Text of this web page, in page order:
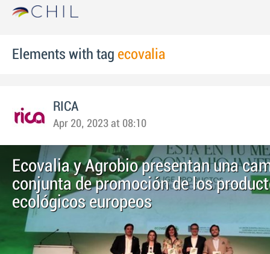
Elements with tag ecovalia
RICA
Apr 20, 2023 at 08:10
Ecovalia y Agrobio presentan una
conjunta de promoción de los
ecológicos europeos